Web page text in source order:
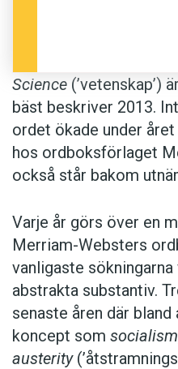
Science (’vetenskap’)
bäst beskriver 2013.
ordet ökade under
hos ordboksförlaget
också står bakom
Varje år görs över en
Merriam-Websters
vanligaste sökningarna
abstrakta substantiv.
senaste åren där
koncept som socialism
austerity